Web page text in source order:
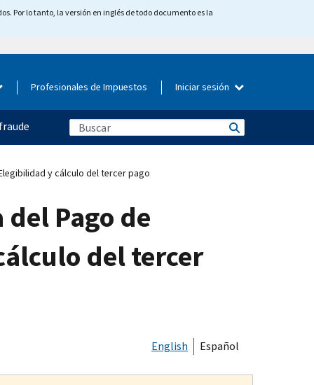
Por lo tanto, la versión en inglés de todo documento es la
Profesionales de Impuestos Iniciar sesión
y cálculo del tercer pago
Pago de
del tercer
English Español